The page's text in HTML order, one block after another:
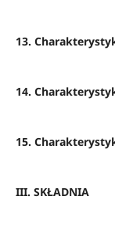
13.
14.
15.
III. SKŁADNIA